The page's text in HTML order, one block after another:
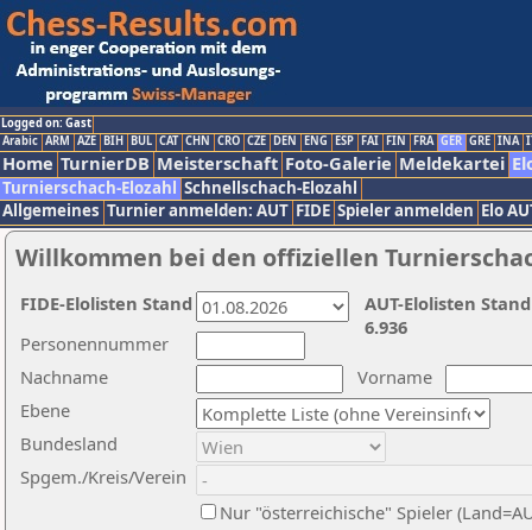
Logged on: Gast
Arabic ARM AZE BIH BUL CAT CHN CRO CZE DEN ENG ESP FAI FIN FRA GER GRE INA
Home TurnierDB Meisterschaft Foto-Galerie Meldekartei
Turnierschach-Elozahl Schnellschach-Elozahl
Allgemeines Turnier anmelden: AUT FIDE Spieler anmelden Elo
Willkommen bei den offiziellen
Nachname
Vorname
Ebene
Personennummer
Bundesland
Spgem./Kreis/Verein
Nur "österreichische" Spieler
AUT-Elolisten
6.936
FIDE-Elolisten Stand